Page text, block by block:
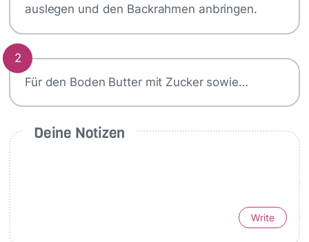
auslegen und den Backrahmen anbringen.
2
Für den Boden Butter mit Zucker sowie…
Deine Notizen
Write